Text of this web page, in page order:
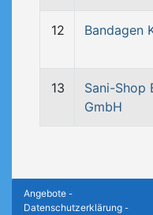
12 Bandagen
13
Sani-Shop
GmbH
Angebote -
Datenschutzerklärung -